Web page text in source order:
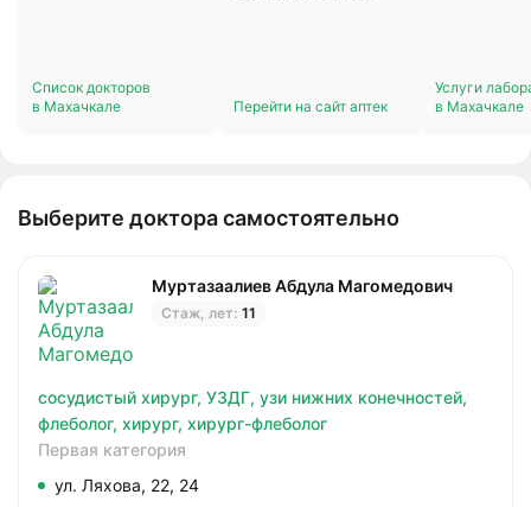
Список докторов
в Махачкале
Перейти на сайт аптек
Услуги
в Махачкале
Выберите доктора самостоятельно
Муртазаалиев Абдула Магомедович
Стаж, лет: 11
сосудистый хирург, УЗДГ, узи нижних конечностей,
флеболог, хирург, хирург-флеболог
Первая категория
ул. Ляхова, 22, 24